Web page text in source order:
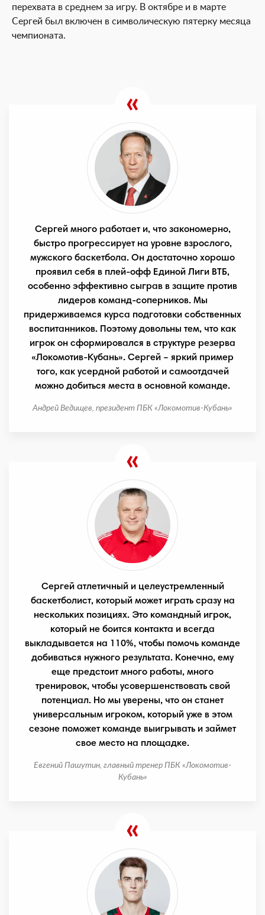
перехвата в среднем за игру. В октябре и в марте
Сергей был включен в символическую пятерку месяца
чемпионата.
Сергей много работает и, что закономерно,
быстро прогрессирует на уровне взрослого,
мужского баскетбола. Он достаточно хорошо
проявил себя в плей-офф Единой Лиги ВТБ,
особенно эффективно сыграв в защите против
лидеров команд-соперников. Мы
придерживаемся курса подготовки собственных
воспитанников. Поэтому довольны тем, что как
игрок он сформировался в структуре резерва
«Локомотив-Кубань». Сергей – яркий пример
того, как усердной работой и самоотдачей
можно добиться места в основной команде.
Андрей Ведищев, президент ПБК «Локомотив-Кубань»
Сергей атлетичный и целеустремленный
баскетболист, который может играть сразу на
нескольких позициях. Это командный игрок,
который не боится контакта и всегда
выкладывается на 110%, чтобы помочь команде
добиваться нужного результата. Конечно, ему
еще предстоит много работы, много
тренировок, чтобы усовершенствовать свой
потенциал. Но мы уверены, что он станет
универсальным игроком, который уже в этом
сезоне поможет команде выигрывать и займет
свое место на площадке.
Евгений Пашутин, главный тренер ПБК «Локомотив-
Кубань»